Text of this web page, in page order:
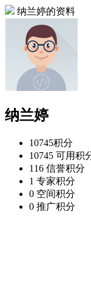
纳兰婷的资料
纳兰婷
10745积分
10745 可用积
116 信誉积分
1 专家积分
0 空间积分
0 推广积分